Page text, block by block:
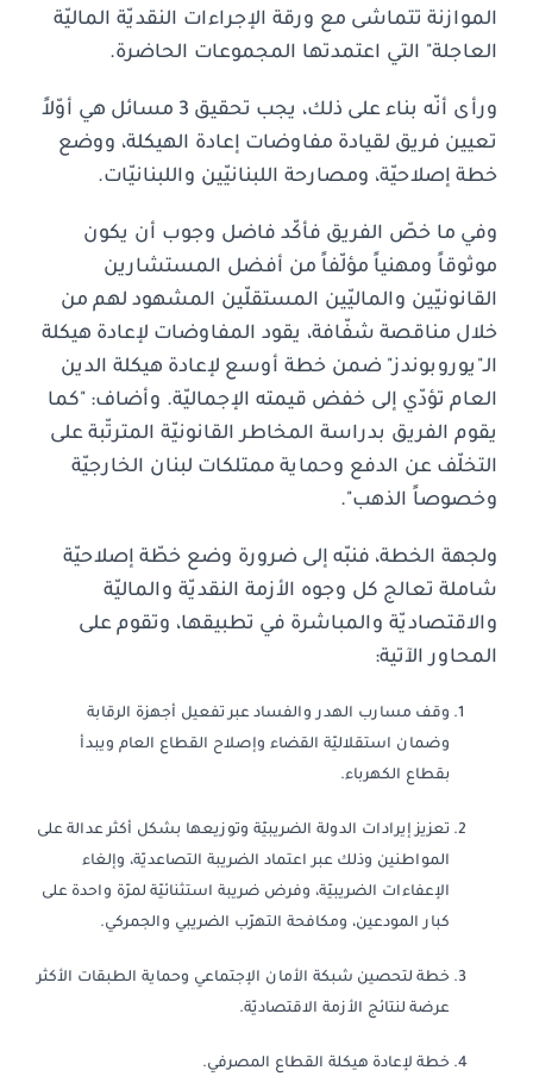
الموازنة تتماشى مع ورقة الإجراءات النقديّة الماليّة
العاجلة" التي اعتمدتها المجموعات الحاضرة.
ورأى أنّه بناء على ذلك، يجب تحقيق 3 مسائل هي أوّلاً
تعيين فريق لقيادة مفاوضات إعادة الهيكلة، ووضع
خطة إصلاحيّة، ومصارحة اللبنانيّين واللبنانيّات.
وفي ما خصّ الفريق فأكّد فاضل وجوب أن يكون
موثوقاً ومهنياً مؤلّفاً من أفضل المستشارين
القانونيّين والماليّين المستقلّين المشهود لهم من
خلال مناقصة شفّافة، يقود المفاوضات لإعادة هيكلة
الـ"يوروبوندز" ضمن خطة أوسع لإعادة هيكلة الدين
العام تؤدّي إلى خفض قيمته الإجماليّة. وأضاف: "كما
يقوم الفريق بدراسة المخاطر القانونيّة المترتّبة على
التخلّف عن الدفع وحماية ممتلكات لبنان الخارجيّة
وخصوصاً الذهب".
ولجهة الخطة، فنبّه إلى ضرورة وضع خطّة إصلاحيّة
شاملة تعالج كل وجوه الأزمة النقديّة والماليّة
والاقتصاديّة والمباشرة في تطبيقها، وتقوم على
المحاور الآتية:
وقف مسارب الهدر والفساد عبر تفعيل أجهزة الرقابة
وضمان استقلاليّة القضاء وإصلاح القطاع العام ويبدأ
بقطاع الكهرباء.
تعزيز إيرادات الدولة الضريبيّة وتوزيعها بشكل أكثر عدالة على
المواطنين وذلك عبر اعتماد الضريبة التصاعديّة، وإلغاء
الإعفاءات الضريبيّة، وفرض ضريبة استثنائيّة لمرّة واحدة على
كبار المودعين، ومكافحة التهرّب الضريبي والجمركي.
خطة لتحصين شبكة الأمان الإجتماعي وحماية الطبقات الأكثر
عرضة لنتائج الأزمة الاقتصاديّة.
خطة لإعادة هيكلة القطاع المصرفي.